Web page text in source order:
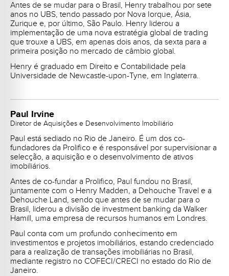
Antes de se mudar para o Brasil, Henry trabalhou por sete
anos no UBS, tendo passado por Nova Iorque, Ásia,
Zurique e, por último, São Paulo. Henry liderou a
implementação de uma nova estratégia global de trading
que trouxe a UBS, em apenas dois anos, da sexta para a
primeira posição no mercado de câmbio global.
Henry é graduado em Direito e Contabilidade pela
Universidade de Newcastle-upon-Tyne, em Inglaterra.
Paul Irvine
Diretor de Aquisições e Desenvolvimento Imobiliário
Paul está sediado no Rio de Janeiro. É um dos co-
fundadores da Prolifico e é responsável por supervisionar a
selecção, a aquisição e o desenvolvimento de ativos
imobiliários.
Antes de co-fundar a Prolifico, Paul fundou no Brasil,
juntamente com o Henry Madden, a Dehouche Travel e a
Dehouche Land, sendo que antes de se mudar para o
Brasil, liderou a divisão de investment banking da Walker
Hamill, uma empresa de recursos humanos em Londres.
Paul conta com um profundo conhecimento em
investimentos e projetos imobiliários, estando credenciado
para a realização de transações imobiliárias no Brasil,
mediante registro no COFECI/CRECI no estado do Rio de
Janeiro.